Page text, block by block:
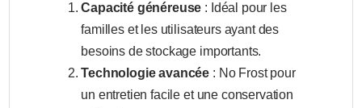
Capacité généreuse : Idéal pour les
familles et les utilisateurs ayant des
besoins de stockage importants.
Technologie avancée : No Frost pour
un entretien facile et une conservation